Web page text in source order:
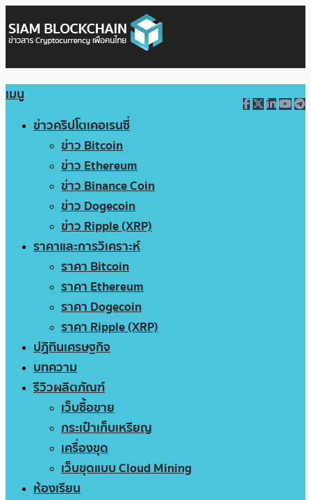
เมนู
ข่าวคริปโตเคอเรนซี่
ข่าว Bitcoin
ข่าว Ethereum
ข่าว Binance Coin
ข่าว Dogecoin
ข่าว Ripple (XRP)
ราคาและการวิเคราะห์
ราคา Bitcoin
ราคา Ethereum
ราคา Dogecoin
ราคา Ripple (XRP)
ปฏิทินเศรษฐกิจ
บทความ
รีวิวผลิตภัณฑ์
เว็บซื้อขาย
กระเป๋าเก็บเหรียญ
เครื่องขุด
เว็บขุดแบบ Cloud Mining
ห้องเรียน